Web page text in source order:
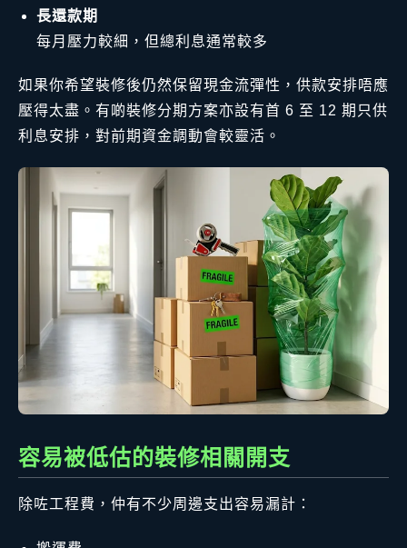
長還款期
每月壓力較細，但總利息通常較多
如果你希望裝修後仍然保留現金流彈性，供款安排唔應
壓得太盡。有啲裝修分期方案亦設有首 6 至 12 期只供
利息安排，對前期資金調動會較靈活。
容易被低估的裝修相關開支
除咗工程費，仲有不少周邊支出容易漏計：